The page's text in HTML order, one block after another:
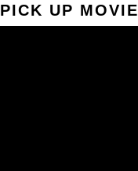
PICK UP MOVIE